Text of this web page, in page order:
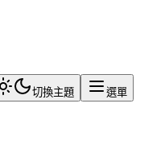
切換主題 選單